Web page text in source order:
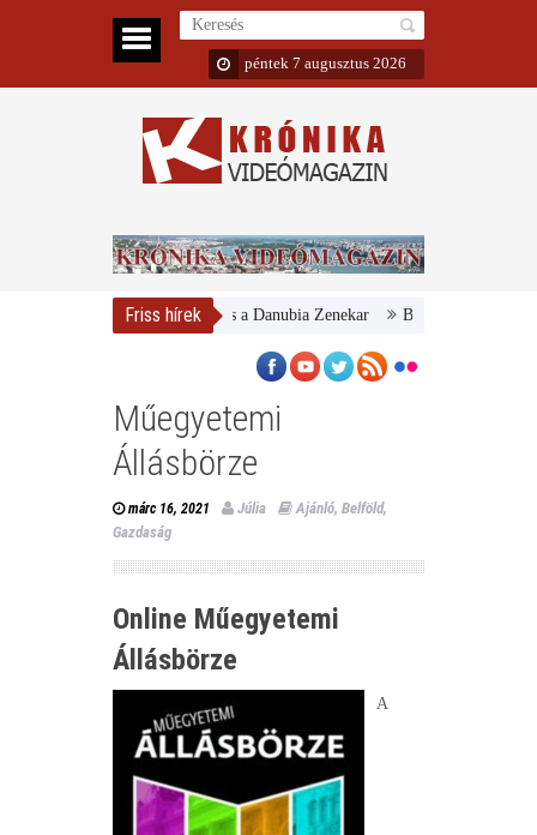
péntek 7 augusztus 2026
Friss hírek
Magyar Nemzeti Galéria és a Danubia Zenekar Bemutatta 2024/25-ös
Műegyetemi
Állásbörze
márc 16, 2021 Júlia Ajánló, Belföld,
Gazdaság
Online Műegyetemi
Állásbörze
A